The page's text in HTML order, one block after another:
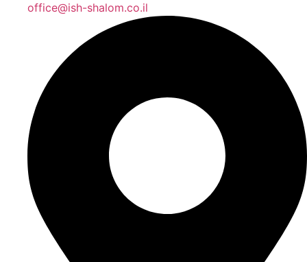
office@ish-shalom.co.il